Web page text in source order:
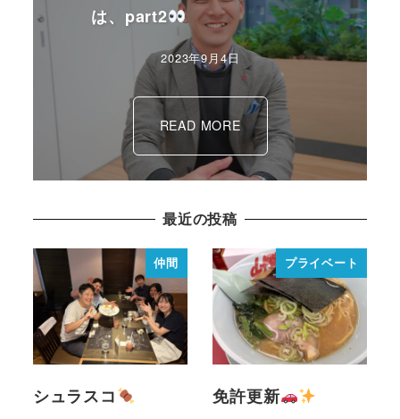
は、part2
2023年9月4日
READ MORE
最近の投稿
仲間
シュラスコ
プライベート
免許更新